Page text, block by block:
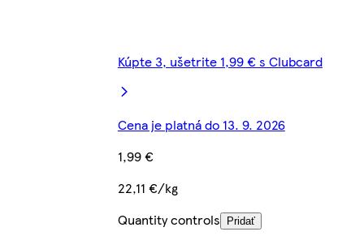
Kúpte 3, ušetrite 1,99 € s Clubcard
Cena je platná do 13. 9. 2026
1,99 €
22,11 €/kg
Quantity controls
Pridať